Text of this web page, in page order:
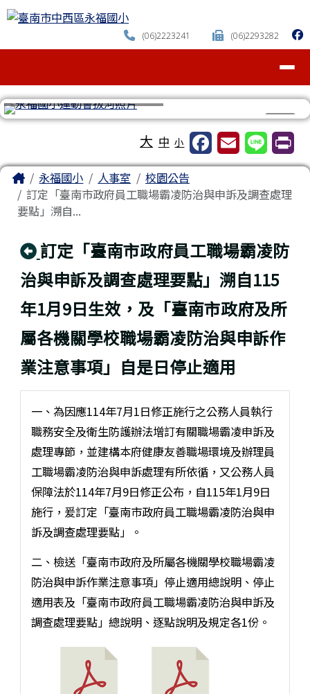
跳至主內容區
臺南市中西區永福國小
(06)2223241 (06)2293282
⏸
大 中 小
主內容區域
Home永福國小 人事室
校園公告
訂定「臺南市政府員工職場霸凌防治與申訴及調查處理
要點」溯自...
回上頁
訂定「臺南市政府員工職場霸凌防
治與申訴及調查處理要點」溯自115
年1月9日生效，及「臺南市政府及所
屬各機關學校職場霸凌防治與申訴作
業注意事項」自是日停止適用
一、為因應114年7月1日修正施行之公務人員執行
職務安全及衛生防護辦法增訂有關職場霸凌申訴及
處理專節，並建構本府健康友善職場環境及辦理員
工職場霸凌防治與申訴處理有所依循，又公務人員
保障法於114年7月9日修正公布，自115年1月9日
施行，爰訂定「臺南市政府員工職場霸凌防治與申
訴及調查處理要點」。
二、檢送「臺南市政府及所屬各機關學校職場霸凌
防治與申訴作業注意事項」停止適用總說明、停止
適用表及「臺南市政府員工職場霸凌防治與申訴及
調查處理要點」總說明、逐點說明及規定各1份。
頁尾區域